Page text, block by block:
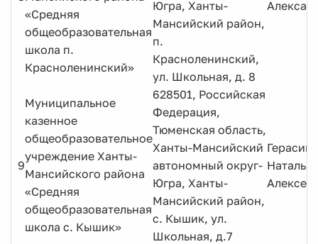
«Средняя
общеобразовательная
школа п.
Красноленинский»
Югра, Ханты-
Мансийский район,
п.
Красноленинский,
ул. Школьная, д. 8
9
Муниципальное
казенное
общеобразовательное
учреждение Ханты-
Мансийского района
«Средняя
общеобразовательная
школа с. Кышик»
628501, Российская
Федерация,
Тюменская область,
Ханты-Мансийский
автономный округ-
Югра, Ханты-
Мансийский район,
с. Кышик, ул.
Школьная, д.7
Наталья